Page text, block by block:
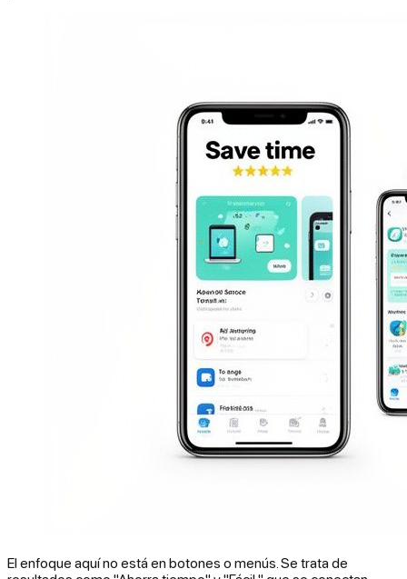
El enfoque aquí no está en botones o menús. Se trata de